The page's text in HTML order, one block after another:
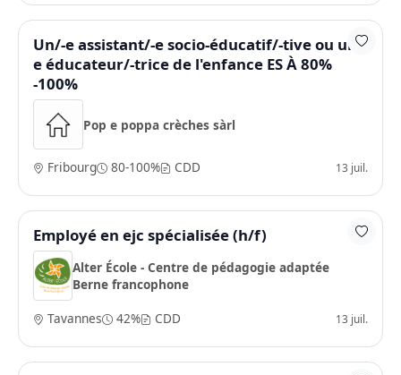
Un/-e assistant/-e socio-éducatif/-tive ou un/-
e éducateur/-trice de l'enfance ES À 80%
-100%
Pop e poppa crèches sàrl
Fribourg 80-100% CDD 13 juil.
Employé en ejc spécialisée (h/f)
Alter École - Centre de pédagogie adaptée
Berne francophone
Tavannes
42% CDD 13 juil.